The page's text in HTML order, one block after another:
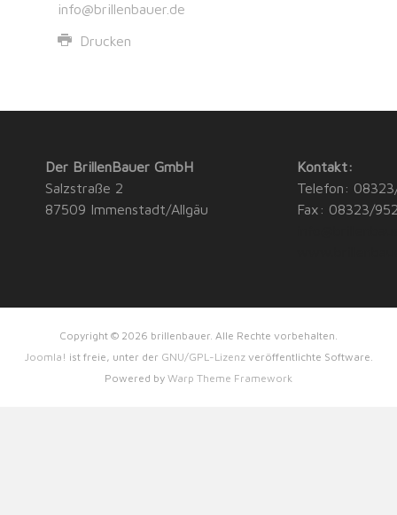
info@brillenbauer.de
Drucken
Der BrillenBauer GmbH
Salzstraße 2
87509 Immenstadt/Allgäu
Kontakt:
Telefon:
Fax: 08323/
Copyright © 2026 brillenbauer. Alle Rechte vorbehalten.
Joomla! ist freie, unter der GNU/GPL-Lizenzveröffentlichte Software.
Powered by Warp Theme Framework